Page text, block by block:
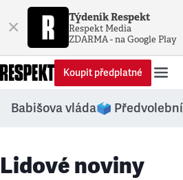
× Týdeník Respekt
Respekt Media
ZDARMA - na Google Play
Koupit předplatné
Babišova vláda🗳️ Předvolební
Lidové noviny